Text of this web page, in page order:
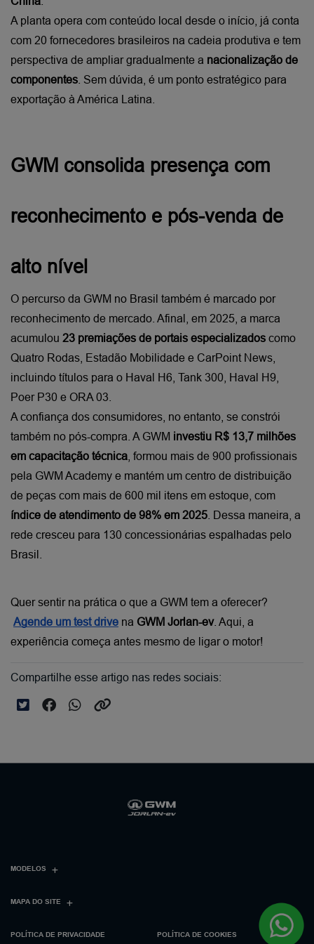
A planta opera com conteúdo local desde o início, já conta
com 20 fornecedores brasileiros na cadeia produtiva e tem
perspectiva de ampliar gradualmente a nacionalização de
componentes . Sem dúvida, é um ponto estratégico para
exportação à América Latina.
GWM consolida presença com
reconhecimento e pós-venda de
alto nível
O percurso da GWM no Brasil também é marcado por
reconhecimento de mercado. Afinal, em 2025, a marca
acumulou 23 premiações de portais especializados como
Quatro Rodas, Estadão Mobilidade e CarPoint News,
incluindo títulos para o Haval H6, Tank 300, Haval H9,
Poer P30 e ORA 03.
A confiança dos consumidores, no entanto, se constrói
também no pós-compra. A GWM investiu R$ 13,7 milhões
em capacitação técnica , formou mais de 900 profissionais
pela GWM Academy e mantém um centro de distribuição
índice de atendimento de 98% em 2025 . Dessa maneira, a
rede cresceu para 130 concessionárias espalhadas pelo
Brasil.
Quer sentir na prática o que a GWM tem a oferecer?
Agende um test drive na GWM Jorlan-ev. Aqui, a
experiência começa antes mesmo de ligar o motor!
Compartilhe esse artigo nas redes sociais:
MODELOS
MAPA DO SITE
POLÍTICA DE PRIVACIDADE POLÍTICA DE COOKIES